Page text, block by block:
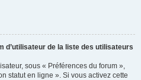
d’utilisateur de la liste des utilisateurs
sous « Préférences du forum »,
statut en ligne ». Si vous activez cette